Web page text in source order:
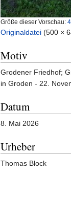
Größe dieser Vorschau:
Originaldatei (500 ×
Motiv
Grodener Friedhof;
in Groden - 22.
Datum
8. Mai 2026
Urheber
Thomas Block